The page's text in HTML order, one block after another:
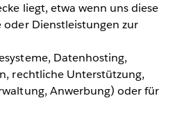
liegt, etwa wenn uns diese
oder Dienstleistungen zur
Datenhosting,
rechtliche Unterstützung,
Anwerbung) oder für